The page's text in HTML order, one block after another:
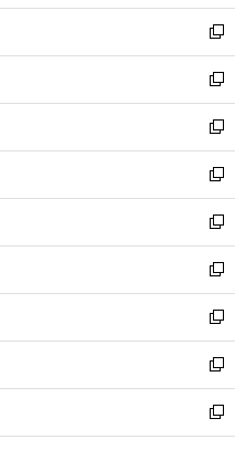
ウ
ィ
ン
ド
ウ
で
開
く
し
い
ウ
ィ
ン
ド
ウ
で
開
く
新
し
い
ウ
ィ
ン
ド
ウ
で
開
く
新
し
い
ウ
ィ
ン
ド
ウ
で
開
く
新
し
い
ウ
ィ
ン
ド
ウ
で
開
く
新
し
い
ウ
ィ
ン
ド
ウ
で
開
く
新
し
い
ウ
ィ
ン
ド
ウ
で
開
新
し
い
ウ
ィ
ン
ド
ウ
新
し
い
ウ
ィ
ン
新
し
い
ウ
新
し